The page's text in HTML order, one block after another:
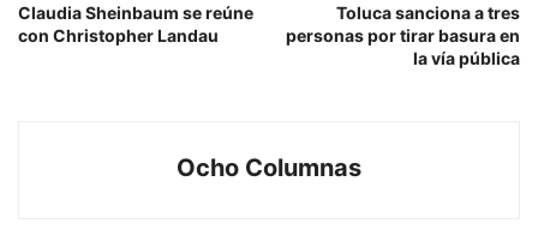
Claudia Sheinbaum se reúne
con Christopher Landau
Toluca sanciona a tres
personas por tirar basura en
la vía pública
Ocho Columnas